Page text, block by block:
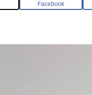
Facebook